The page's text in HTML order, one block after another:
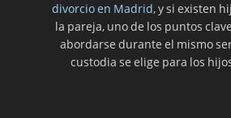
divorcio en Madrid, y si existen
la pareja, uno de los puntos
abordarse durante el mismo
custodia se elige para los